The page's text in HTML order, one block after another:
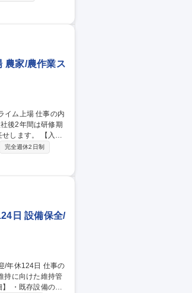
■資金繰り・資金
【財
農家/農作業ス
後2年間は研修期
。 【入社
設備操作/保守管理
ハウを実践的に学
管理/労務管理/教
完全週休2日制
日 設備保全/
持に向けた維持管
オ